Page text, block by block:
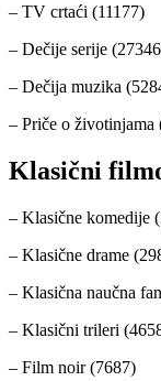
– TV crtaći (11177)
– Dečije serije
– Dečija muzika
– Priče o životinjama
Klasični
– Klasične komedije
– Klasične drame
– Klasična naučna
– Klasični trileri
– Film noir (7687)